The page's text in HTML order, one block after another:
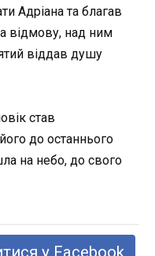
Адріана та благав
відмову, над ним
віддав душу
став
до останнього
на небо, до свого